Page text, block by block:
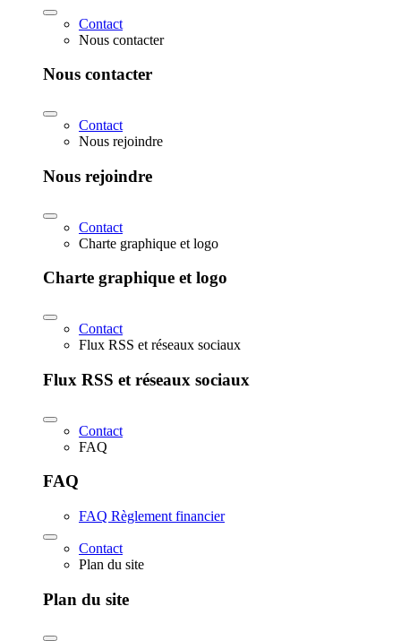
Contact
Nous contacter
Nous contacter
Contact
Nous rejoindre
Nous rejoindre
Contact
Charte graphique et logo
Charte graphique et logo
Contact
Flux RSS et réseaux sociaux
Flux RSS et réseaux sociaux
Contact
FAQ
FAQ
FAQ Règlement financier
Contact
Plan du site
Plan du site